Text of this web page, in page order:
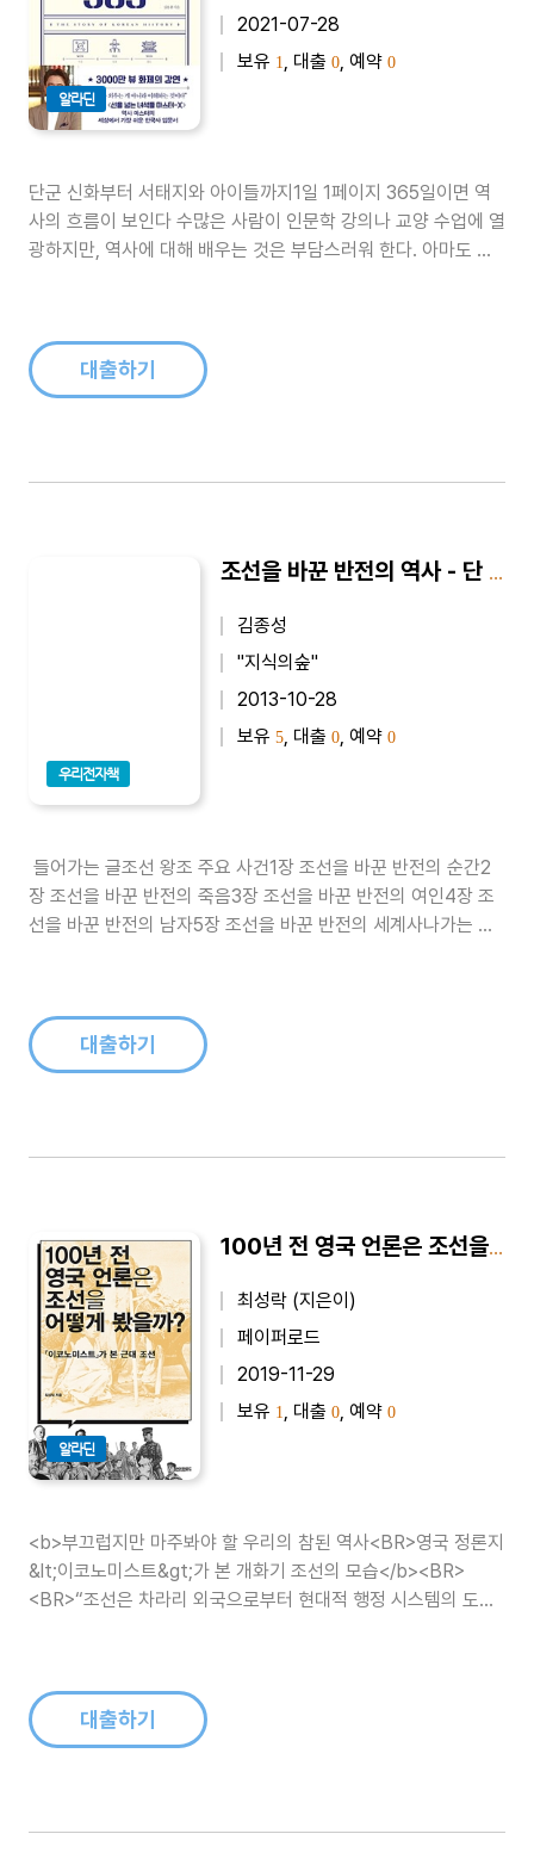
알라딘
2021-07-28
보유 1 , 대출 0 , 예약 0
단군 신화부터 서태지와 아이들까지1일 1페이지 365일이면 역
사의 흐름이 보인다 수많은 사람이 인문학 강의나 교양 수업에 열
광하지만, 역사에 대해 배우는 것은 부담스러워 한다. 아마도 어
많은 사람이 해온..
대출하기
우리전자책
조선을 바꾼 반전의 역사 - 단 하나의 사건이 역사를 바꿨다
김종성
"지식의숲"
2013-10-28
보유 5 , 대출 0 , 예약 0
들어가는 글조선 왕조 주요 사건1장 조선을 바꾼 반전의 순간2
장 조선을 바꾼 반전의 죽음3장 조선을 바꾼 반전의 여인4장 조
선을 바꾼 반전의 남자5장 조선을 바꾼 반전의 세계사나가는 글
대출하기
알라딘
100년 전 영국 언론은 조선을 어떻게 봤을까 - 『이코노미스트』가 본 근대 조선
최성락 (지은이)
페이퍼로드
2019-11-29
보유 1 , 대출 0 , 예약 0
<b>부끄럽지만 마주봐야 할 우리의 참된 역사<BR>영국 정론지
&lt;이코노미스트&gt;가 본 개화기 조선의 모습</b><BR>
<BR>“조선은 차라리 외국으로부터 현대적 행정 시스템의 도움
대출하기